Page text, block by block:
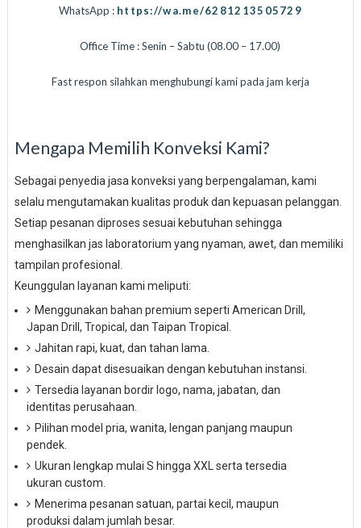
WhatsApp : https://wa.me/6281213505729
Office Time : Senin – Sabtu (08.00 – 17.00)
Fast respon silahkan menghubungi kami pada jam kerja
Mengapa Memilih Konveksi Kami?
Sebagai penyedia jasa konveksi yang berpengalaman, kami
selalu mengutamakan kualitas produk dan kepuasan pelanggan.
Setiap pesanan diproses sesuai kebutuhan sehingga
menghasilkan jas laboratorium yang nyaman, awet, dan memiliki
tampilan profesional.
Keunggulan layanan kami meliputi:
Menggunakan bahan premium seperti American Drill,
Japan Drill, Tropical, dan Taipan Tropical.
Jahitan rapi, kuat, dan tahan lama.
Desain dapat disesuaikan dengan kebutuhan instansi.
Tersedia layanan bordir logo, nama, jabatan, dan
identitas perusahaan.
Pilihan model pria, wanita, lengan panjang maupun
pendek.
Ukuran lengkap mulai S hingga XXL serta tersedia
ukuran custom.
Menerima pesanan satuan, partai kecil, maupun
produksi dalam jumlah besar.